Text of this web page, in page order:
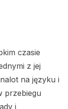
czasie
z jej
na języku i
przebiegu
i